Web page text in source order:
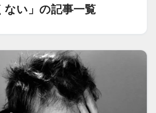
ない」の記事一覧